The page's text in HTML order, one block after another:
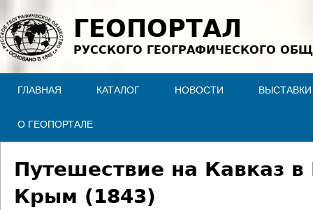
ГЕОПОРТАЛ
РУССКОГО ГЕОГРАФИЧЕСКОГО
ГЛАВНАЯ КАТАЛОГ НОВОСТИ ВЫСТАВКИ
О ГЕОПОРТАЛЕ
Путешествие на Кавказ
Крым (1843)